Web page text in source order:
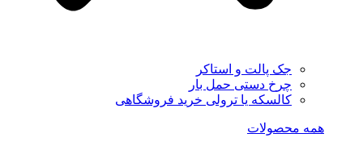
جک پالت و استاکر
چرخ دستی حمل بار
کالسکه یا ترولی خرید فروشگاهی
همه محصولات